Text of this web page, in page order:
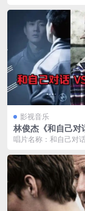
声》）中的同名小说
影视音乐
林俊杰《和自己对
首版
唱片名称：和自己对
公...